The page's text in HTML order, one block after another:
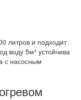
литров и подходит
воду 5м³ устойчива
с насосным